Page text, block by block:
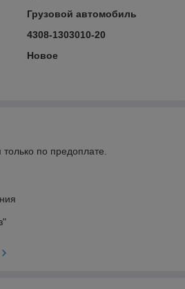
Грузовой автомобиль
4308-1303010-20
Новое
только по предоплате.